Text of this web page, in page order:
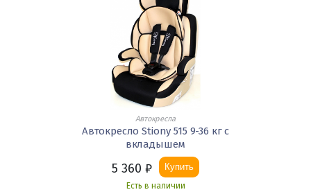
Автокресла
Автокресло Stiony 515 9-36 кг с
вкладышем
5 360 ₽ Купить
Есть в наличии